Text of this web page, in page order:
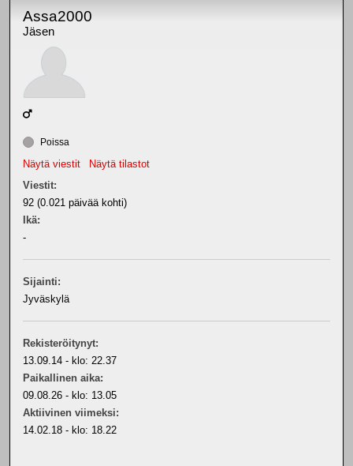
Assa2000
Jäsen
Poissa
Näytä viestit
Näytä tilastot
Viestit:
92 (0.021 päivää kohti)
Ikä:
-
Sijainti:
Jyväskylä
Rekisteröitynyt:
13.09.14 - klo: 22.37
Paikallinen aika:
09.08.26 - klo: 13.05
Aktiivinen viimeksi:
14.02.18 - klo: 18.22